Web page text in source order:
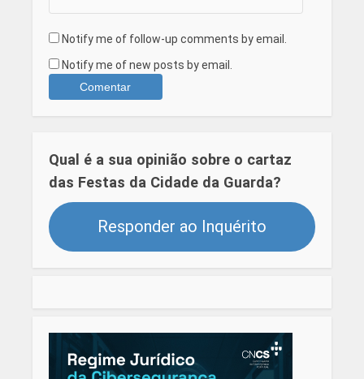
Notify me of follow-up comments by email.
Notify me of new posts by email.
Qual é a sua opinião sobre o cartaz
das Festas da Cidade da Guarda?
Responder ao Inquérito